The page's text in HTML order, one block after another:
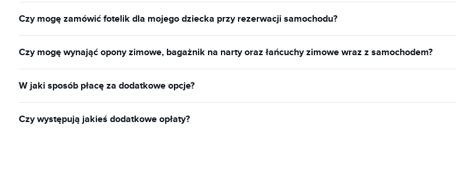
Czy mogę zamówić fotelik dla mojego dziecka przy rezerwacji samochodu?
Czy mogę wynająć opony zimowe, bagażnik na narty oraz łańcuchy zimowe wraz z samochodem?
W jaki sposób płacę za dodatkowe opcje?
Czy występują jakieś dodatkowe opłaty?